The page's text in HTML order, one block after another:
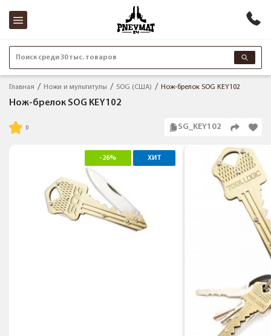
Поиск среди 30 тыс. товаров
Главная Ножи и мультитулы SOG (США) Нож-брелок SOG KEY102
Нож-брелок SOG KEY102
SG_KEY102
-26% ХИТ